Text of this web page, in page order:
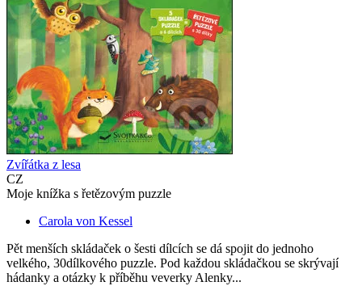
Zvířátka z lesa
CZ
Moje knížka s řetězovým puzzle
Carola von Kessel
Pět menších skládaček o šesti dílcích se dá spojit do jednoho
velkého, 30dílkového puzzle. Pod každou skládačkou se skrývají
hádanky a otázky k příběhu veverky Alenky...